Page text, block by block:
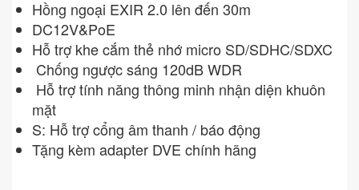
Hồng ngoại EXIR 2.0 lên đến 30m
DC12V&PoE
Hỗ trợ khe cắm thẻ nhớ micro SD/SDHC/SDXC
Chống ngược sáng 120dB WDR
Hỗ trợ tính năng thông minh nhận diện khuôn
mặt
S: Hỗ trợ cổng âm thanh / báo động
Tặng kèm adapter DVE chính hãng